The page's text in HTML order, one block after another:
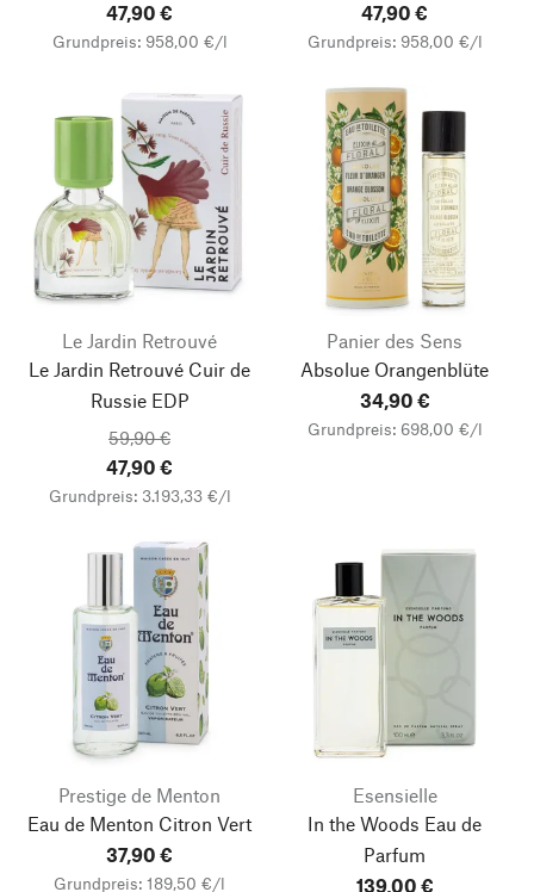
47,90 €
Grundpreis: 958,00 €/l
47,90 €
Grundpreis: 958,00 €/l
Le Jardin Retrouvé
Le Jardin Retrouvé Cuir de
Russie EDP
59,90 €
47,90 €
Grundpreis: 3.193,33 €/l
Panier des Sens
Absolue Orangenblüte
34,90 €
Grundpreis: 698,00 €/l
Prestige de Menton
Eau de Menton Citron Vert
37,90 €
Grundpreis: 189,50 €/l
Esensielle
In the Woods Eau de
Parfum
139,00 €